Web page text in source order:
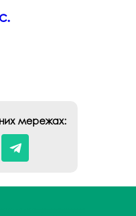
мережах: